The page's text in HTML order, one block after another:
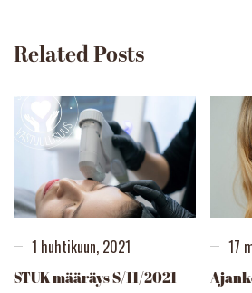
Related Posts
1 huhtikuun, 2021
STUK määräys S/11/2021
17